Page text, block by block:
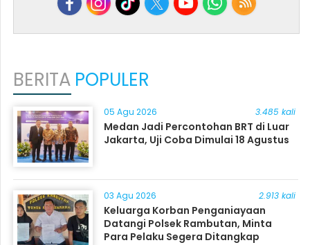
BERITA POPULER
05 Agu 2026 3.485 kali
Medan Jadi Percontohan BRT di Luar
Jakarta, Uji Coba Dimulai 18 Agustus
03 Agu 2026 2.913 kali
Keluarga Korban Penganiayaan
Datangi Polsek Rambutan, Minta
Para Pelaku Segera Ditangkap